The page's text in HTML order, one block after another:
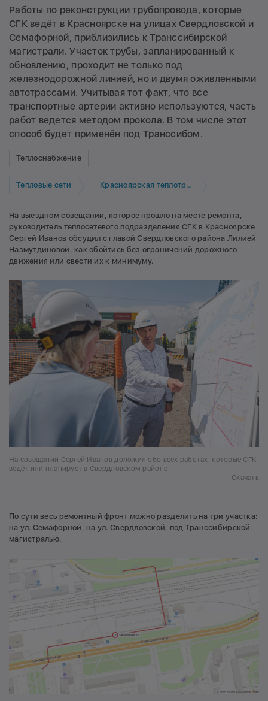
Работы по реконструкции трубопровода, которые
СГК ведёт в Красноярске на улицах Свердловской и
Семафорной, приблизились к Транссибирской
магистрали. Участок трубы, запланированный к
обновлению, проходит не только под
железнодорожной линией, но и двумя оживленными
автотрассами. Учитывая тот факт, что все
транспортные артерии активно используются, часть
работ ведется методом прокола. В том числе этот
способ будет применён под Транссибом.
Теплоснабжение
Тепловые сети Красноярская теплотранспортная компания
На выездном совещании, которое прошло на месте ремонта,
руководитель теплосетевого подразделения СГК в Красноярске
Сергей Иванов обсудил с главой Свердловского района Лилией
Назмутдиновой, как обойтись без ограничений дорожного
движения или свести их к минимуму.
На совещании Сергей Иванов доложил обо всех работах, которые СГК
ведёт или планирует в Свердловском районе
Скачать
По сути весь ремонтный фронт можно разделить на три участка:
на ул. Семафорной, на ул. Свердловской, под Транссибирской
магистралью.